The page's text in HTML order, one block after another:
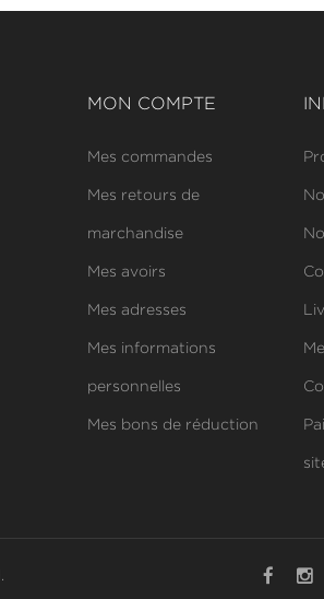
MON COMPTE
Mes commandes
Mes retours de
marchandise
Mes avoirs
Mes adresses
Mes informations
personnelles
Mes bons de réduction